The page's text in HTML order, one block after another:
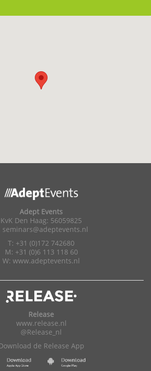
Adept Events
KvK Den Haag: 56059825
seminars@adeptevents.nl
T: +31 (0)172 742680
M: +31 (0)6 113 118 60
W: www.adeptevents.nl
Release
www.release.nl
@Release_nl
de Release App